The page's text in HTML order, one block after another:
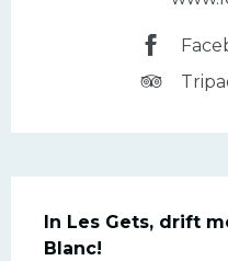
In Les Gets, drift
Blanc!